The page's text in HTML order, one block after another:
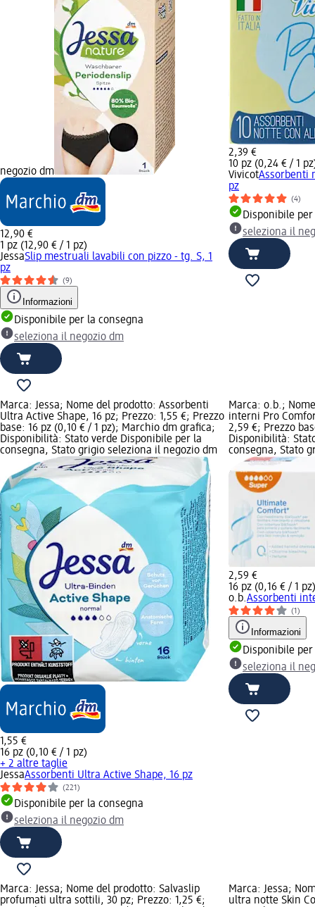
negozio dm
12,90 €
1 pz (12,90 € / 1 pz)
JessaSlip mestruali lavabili con pizzo - tg. S, 1
pz
(9)
Informazioni
Disponibile per la consegna
seleziona il negozio dm
2,39 €
10 pz (0,24 € / 1
VivicotAssorbenti
pz
(4)
Disponibile
seleziona il
Marca: Jessa; Nome del prodotto: Assorbenti
Ultra Active Shape, 16 pz; Prezzo: 1,55 €; Prezzo
base: 16 pz (0,10 € / 1 pz); Marchio dm grafica;
Disponibilità: Stato verde Disponibile per la
consegna, Stato grigio seleziona il negozio dm
1,55 €
16 pz (0,10 € / 1 pz)
+ 2 altre taglie
JessaAssorbenti Ultra Active Shape, 16 pz
(221)
Disponibile per la consegna
seleziona il negozio dm
Marca: o.b.;
interni Pro
2,59 €; Prezzo
Disponibilità:
consegna, Stato
2,59 €
16 pz (0,16 € / 1 pz)
o.b.Assorbenti
(1)
Informazioni
Disponibile
seleziona il
Marca: Jessa; Nome del prodotto: Salvaslip
profumati ultra sottili, 30 pz; Prezzo: 1,25 €;
Marca: Jessa;
ultra notte Skin